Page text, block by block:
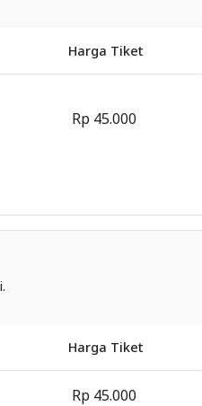
Harga Tiket
Rp 45.000
Harga Tiket
Rp 45.000